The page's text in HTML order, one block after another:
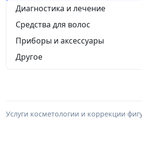
Диагностика и лечение
Средства для волос
Приборы и аксессуары
Другое
Услуги косметологии и коррекции